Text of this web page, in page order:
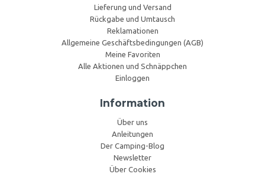
Lieferung und Versand
Rückgabe und Umtausch
Reklamationen
Allgemeine Geschäftsbedingungen (AGB)
Meine Favoriten
Alle Aktionen und Schnäppchen
Einloggen
Information
Über uns
Anleitungen
Der Camping-Blog
Newsletter
Über Cookies